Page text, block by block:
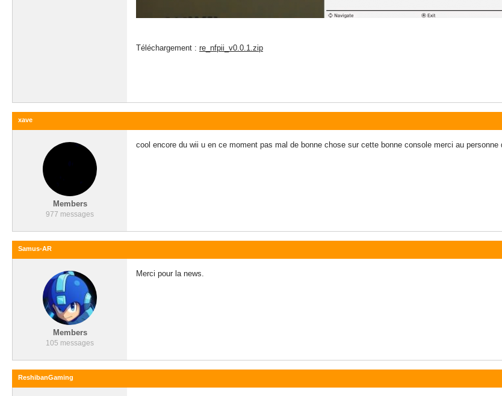
Téléchargement : re_nfpii_v0.0.1.zip
xave
Members
977 messages
cool encore du wii u en ce moment pas mal de bonne chose sur cette bonne console merci au
Samus-AR
Members
105 messages
Merci pour la news.
ReshibanGaming